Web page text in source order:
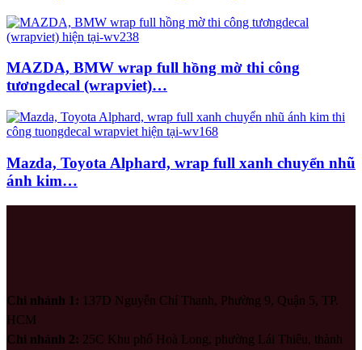
MAZDA, BMW wrap full hồng mờ thi công
tươngdecal (wrapviet)…
Mazda, Toyota Alphard, wrap full xanh chuyển nhũ
ánh kim…
Chi nhánh 1: 137D Nguyễn Chí Thanh, Phường 9, Quận 5, TP.
HCM
Chi nhánh 2: 25C Khu phố Hoà Long, phường Lái Thiêu, thành